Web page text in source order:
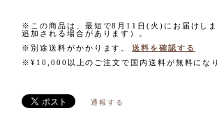
※この商品は、最短で8月11日(火)にお届けし
追加される場合があります）。
※別途送料がかかります。
送料を確認する
※¥10,000以上のご注文で国内送料が無料にな
通報する